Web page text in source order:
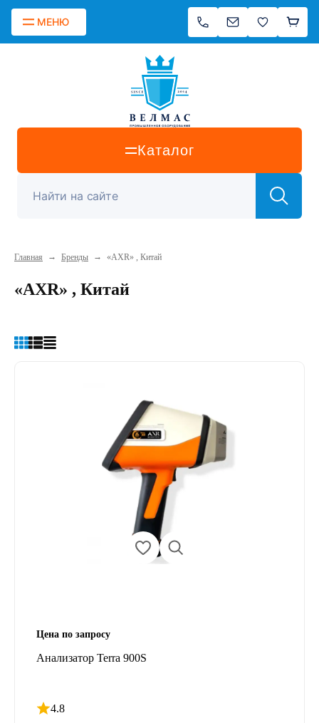
МЕНЮ
Каталог
Главная → Бренды → «AXR» , Китай
«AXR» , Китай
Цена по запросу
Анализатор Terra 900S
4.8
Рейтинг 4.8 из 5